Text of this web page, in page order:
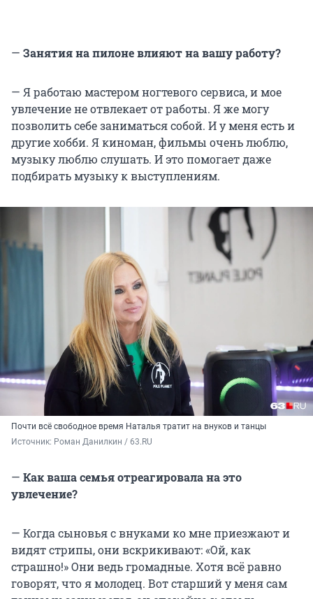
— Занятия на пилоне влияют на вашу работу?
— Я работаю мастером ногтевого сервиса, и мое
увлечение не отвлекает от работы. Я же могу
позволить себе заниматься собой. И у меня есть и
другие хобби. Я киноман, фильмы очень люблю,
музыку люблю слушать. И это помогает даже
подбирать музыку к выступлениям.
Почти всё свободное время Наталья тратит на внуков и танцы
Источник: Роман Данилкин / 63.RU
— Как ваша семья отреагировала на это
увлечение?
— Когда сыновья с внуками ко мне приезжают и
видят стрипы, они вскрикивают: «Ой, как
страшно!» Они ведь громадные. Хотя всё равно
говорят, что я молодец. Вот старший у меня сам